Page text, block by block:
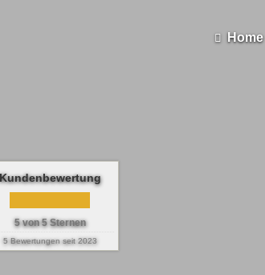
Home
5von5Sternen
5Bewertungen seit 2023